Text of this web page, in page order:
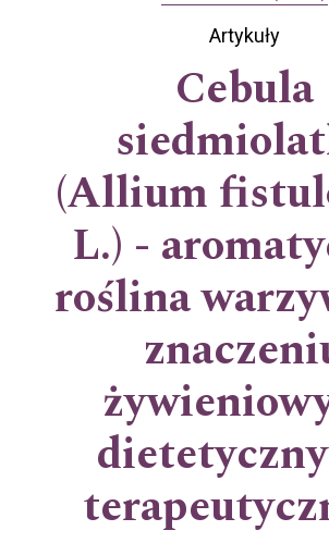
Artykuły
Cebula
(Allium
L.) -
roślina